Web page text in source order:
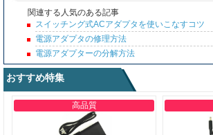
関連する人気のある記事
スイッチング式ACアダプタを使いこなすコツ
電源アダプタの修理方法
電源アダプターの分解方法
おすすめ特集
高品質